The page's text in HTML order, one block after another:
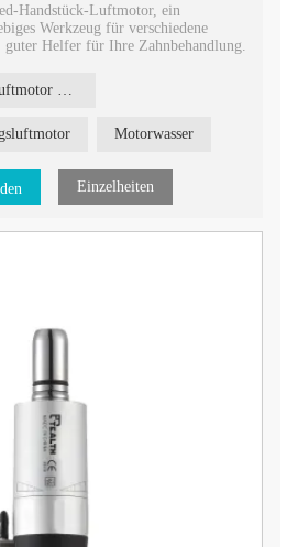
Handstück-Luftmotor, ein
Werkzeug für verschiedene
Helfer für Ihre Zahnbehandlung.
Motorwasser
Einzelheiten